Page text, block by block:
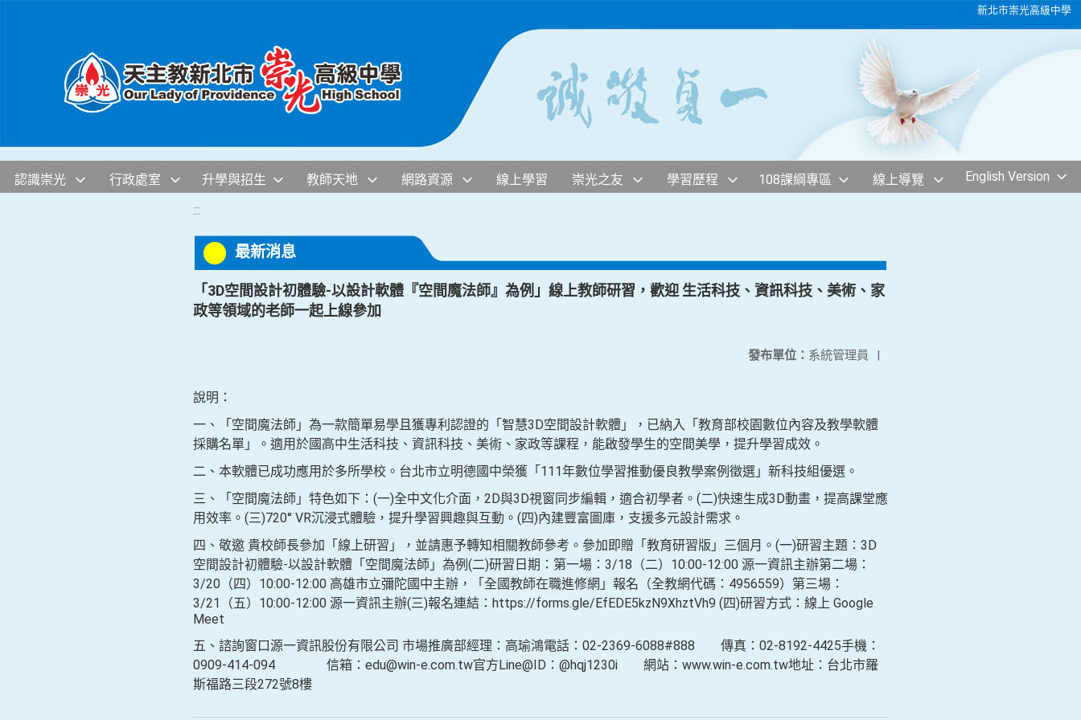
新北市崇光高級中學
認識崇光 行政處室 升學與招生 教師天地 網路資源 線上學習 崇光之友 學習歷程 108課綱專區 線上導覽 English Version
:::
最新消息
「3D空間設計初體驗-以設計軟體『空間魔法師』為例」線上教師研習，歡迎 生活科技、資訊科技、美術、家
政等領域的老師一起上線參加
發布單位： 系統管理員 |
說明：
一、「空間魔法師」為一款簡單易學且獲專利認證的「智慧3D空間設計軟體」，已納入「教育部校園數位內容及教學軟體
採購名單」。適用於國高中生活科技、資訊科技、美術、家政等課程，能啟發學生的空間美學，提升學習成效。
二、本軟體已成功應用於多所學校。台北市立明德國中榮獲「111年數位學習推動優良教學案例徵選」新科技組優選。
三、「空間魔法師」特色如下：(一)全中文化介面，2D與3D視窗同步編輯，適合初學者。(二)快速生成3D動畫，提高課堂應
用效率。(三)720° VR沉浸式體驗，提升學習興趣與互動。(四)內建豐富圖庫，支援多元設計需求。
四、敬邀 貴校師長參加「線上研習」，並請惠予轉知相關教師參考。參加即贈「教育研習版」三個月。(一)研習主題：3D
空間設計初體驗-以設計軟體「空間魔法師」為例(二)研習日期：第一場：3/18（二）10:00-12:00 源一資訊主辦第二場：
3/20（四）10:00-12:00 高雄市立彌陀國中主辦，「全國教師在職進修網」報名（全教網代碼：4956559）第三場：
3/21（五）10:00-12:00 源一資訊主辦(三)報名連結：https://forms.gle/EfEDE5kzN9XhztVh9 (四)研習方式：線上 Google
Meet
五、諮詢窗口源一資訊股份有限公司 市場推廣部經理：高瑜鴻電話：02-2369-6088#888 傳真：02-8192-4425手機：
0909-414-094 信箱：edu@win-e.com.tw官方Line@ID：@hqj1230i 網站：www.win-e.com.tw地址：台北市羅
斯福路三段272號8樓